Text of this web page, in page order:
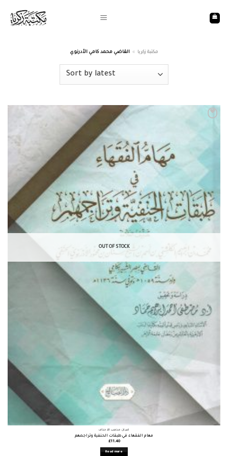
content
مكتبة زكريا » القاضي محمد كامي الأدرنوي
OUT OF STOCK
أعيان مذهب الأحناف
مهام الفقهاء في طبقات الحنفية وتراجمهم
£11.40
Read more